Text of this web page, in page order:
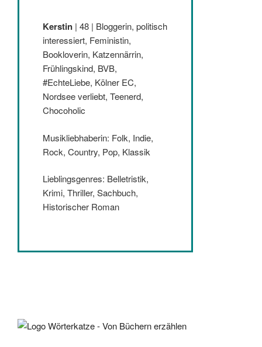
Kerstin | 48 | Bloggerin, politisch
interessiert, Feministin,
Bookloverin, Katzennärrin,
Frühlingskind, BVB,
#EchteLiebe, Kölner EC,
Nordsee verliebt, Teenerd,
Chocoholic
Musikliebhaberin: Folk, Indie,
Rock, Country, Pop, Klassik
Lieblingsgenres: Belletristik,
Krimi, Thriller, Sachbuch,
Historischer Roman